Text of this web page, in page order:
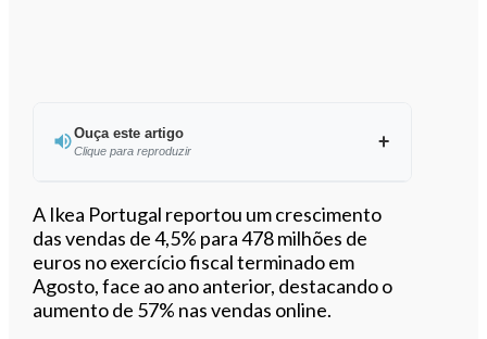
Ouça este artigo
Clique para reproduzir
Ouvir este artigo
A Ikea Portugal reportou um crescimento
das vendas de 4,5% para 478 milhões de
euros no exercício fiscal terminado em
Agosto, face ao ano anterior, destacando o
aumento de 57% nas vendas online.